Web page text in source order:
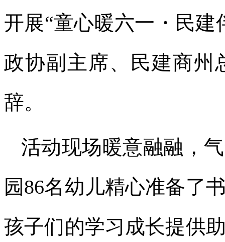
开展“童心暖六一・民
政协副主席、民建商州
辞。
活动现场暖意融融，
园86名幼儿精心准备了
孩子们的学习成长提供